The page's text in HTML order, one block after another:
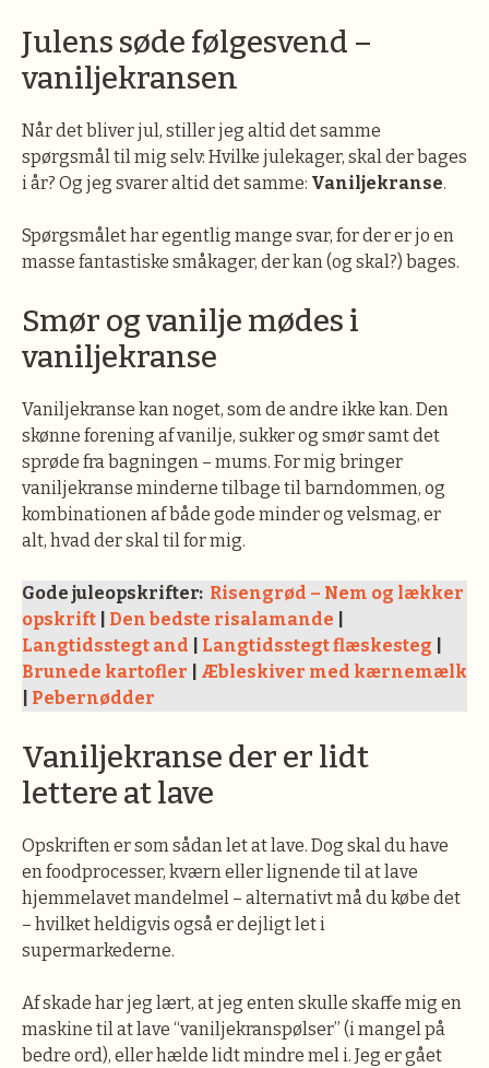
Julens søde følgesvend –
vaniljekransen
Når det bliver jul, stiller jeg altid det samme
spørgsmål til mig selv: Hvilke julekager, skal der bages
i år? Og jeg svarer altid det samme: Vaniljekranse.
Spørgsmålet har egentlig mange svar, for der er jo en
masse fantastiske småkager, der kan (og skal?) bages.
Smør og vanilje mødes i
vaniljekranse
Vaniljekranse kan noget, som de andre ikke kan. Den
skønne forening af vanilje, sukker og smør samt det
sprøde fra bagningen – mums. For mig bringer
vaniljekranse minderne tilbage til barndommen, og
kombinationen af både gode minder og velsmag, er
alt, hvad der skal til for mig.
Gode juleopskrifter: Risengrød – Nem og lækker
opskrift
Den bedste risalamande
Langtidsstegt and
Langtidsstegt flæskesteg
Brunede kartofler
Æbleskiver med kærnemælk
Pebernødder
Vaniljekranse der er lidt
lettere at lave
Opskriften er som sådan let at lave. Dog skal du have
en foodprocesser, kværn eller lignende til at lave
hjemmelavet mandelmel – alternativt må du købe det
– hvilket heldigvis også er dejligt let i
supermarkederne.
Af skade har jeg lært, at jeg enten skulle skaffe mig en
maskine til at lave “vaniljekranspølser” (i mangel på
bedre ord), eller hælde lidt mindre mel i. Jeg er gået